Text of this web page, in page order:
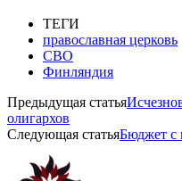
ТЕГИ
православная церковь
СВО
Финляндия
Предыдущая статья
олигархов
Следующая статьяБюджет с